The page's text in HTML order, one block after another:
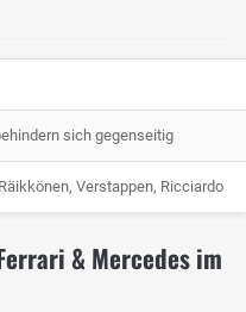
sich gegenseitig
Verstappen, Ricciardo
& Mercedes im